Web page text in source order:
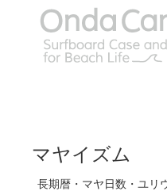
マヤイズム
長期暦・マヤ日数・ユリ